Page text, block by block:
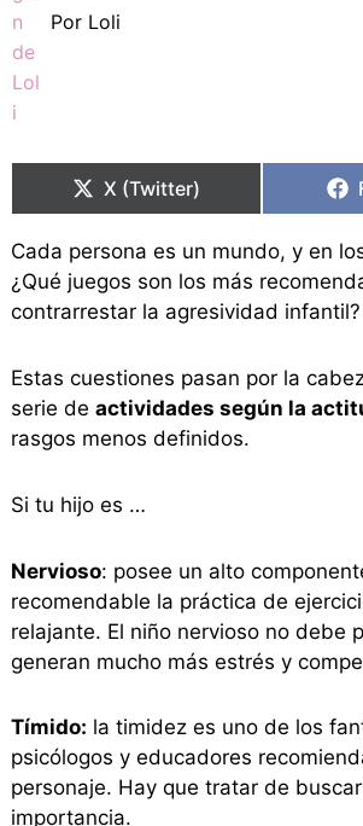
Por Loli
en
X (Twitter)
Cada persona es un mundo, y en
¿Qué juegos son los más
contrarrestar la agresividad infantil?
Estas cuestiones pasan por la
serie de actividades según la
rasgos menos definidos.
Si tu hijo es …
Nervioso: posee un alto
recomendable la práctica de
relajante. El niño nervioso no debe
generan mucho más estrés y
Tímido: la timidez es uno de los
psicólogos y educadores
personaje. Hay que tratar de
importancia.
en